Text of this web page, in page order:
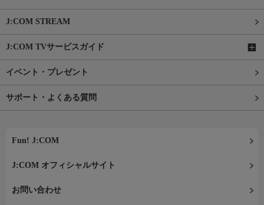
J:COM STREAM
J:COM TVサービスガイド
イベント・プレゼント
サポート・よくある質問
Fun! J:COM
J:COM オフィシャルサイト
お問い合わせ